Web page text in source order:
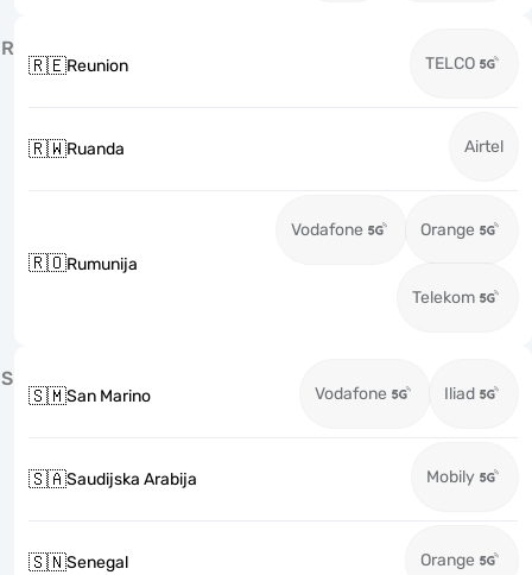
R
🇷🇪Reunion TELCO
🇷🇼Ruanda Airtel
🇷🇴Rumunija
Vodafone Orange
Telekom
S
🇸🇲San Marino Vodafone Iliad
🇸🇦Saudijska Arabija Mobily
🇸🇳Senegal Orange